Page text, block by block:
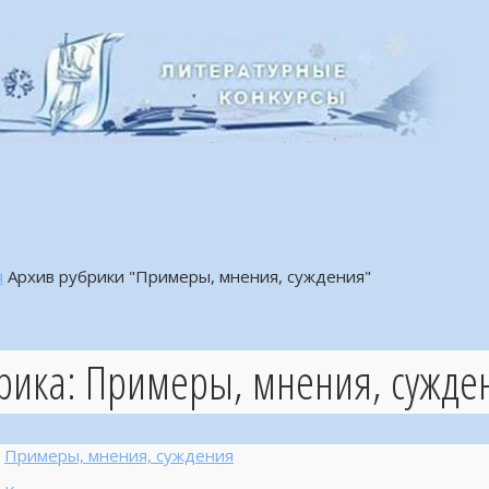
Архив рубрики "Примеры, мнения, суждения"
Примеры, мнения,
Примеры, мнения, суждения